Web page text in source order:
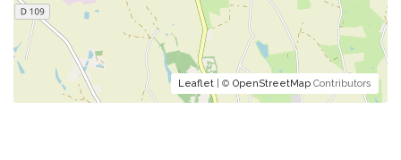
Leaflet | © OpenStreetMap Contributors